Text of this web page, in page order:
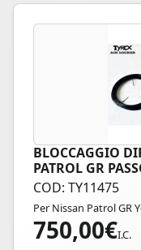
BLOCCAGGIO
PATROL GR
COD: TY11475
Per Nissan Patrol GR
750,00€I.C.